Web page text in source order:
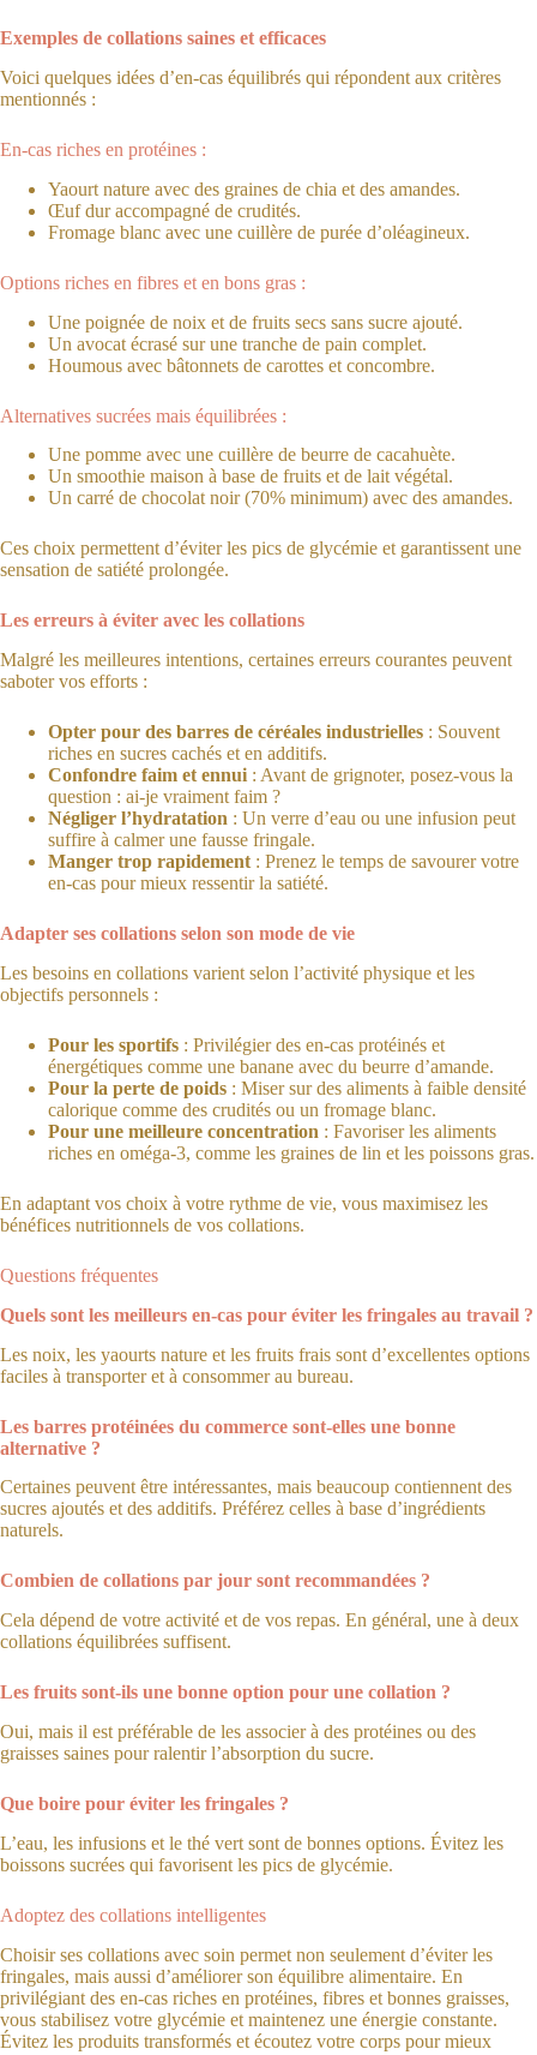
Exemples de collations saines et efficaces
Voici quelques idées d’en-cas équilibrés qui répondent aux critères
mentionnés :
En-cas riches en protéines :
Yaourt nature avec des graines de chia et des amandes.
Œuf dur accompagné de crudités.
Fromage blanc avec une cuillère de purée d’oléagineux.
Options riches en fibres et en bons gras :
Une poignée de noix et de fruits secs sans sucre ajouté.
Un avocat écrasé sur une tranche de pain complet.
Houmous avec bâtonnets de carottes et concombre.
Alternatives sucrées mais équilibrées :
Une pomme avec une cuillère de beurre de cacahuète.
Un smoothie maison à base de fruits et de lait végétal.
Un carré de chocolat noir (70% minimum) avec des amandes.
Ces choix permettent d’éviter les pics de glycémie et garantissent une
sensation de satiété prolongée.
Les erreurs à éviter avec les collations
Malgré les meilleures intentions, certaines erreurs courantes peuvent
saboter vos efforts :
Opter pour des barres de céréales industrielles : Souvent
riches en sucres cachés et en additifs.
Confondre faim et ennui : Avant de grignoter, posez-vous la
question : ai-je vraiment faim ?
Négliger l’hydratation : Un verre d’eau ou une infusion peut
suffire à calmer une fausse fringale.
Manger trop rapidement : Prenez le temps de savourer votre
en-cas pour mieux ressentir la satiété.
Adapter ses collations selon son mode de vie
Les besoins en collations varient selon l’activité physique et les
objectifs personnels :
Pour les sportifs : Privilégier des en-cas protéinés et
énergétiques comme une banane avec du beurre d’amande.
Pour la perte de poids : Miser sur des aliments à faible densité
calorique comme des crudités ou un fromage blanc.
Pour une meilleure concentration : Favoriser les aliments
riches en oméga-3, comme les graines de lin et les poissons gras.
En adaptant vos choix à votre rythme de vie, vous maximisez les
bénéfices nutritionnels de vos collations.
Questions fréquentes
Quels sont les meilleurs en-cas pour éviter les fringales au travail ?
Les noix, les yaourts nature et les fruits frais sont d’excellentes options
faciles à transporter et à consommer au bureau.
Les barres protéinées du commerce sont-elles une bonne
alternative ?
Certaines peuvent être intéressantes, mais beaucoup contiennent des
sucres ajoutés et des additifs. Préférez celles à base d’ingrédients
naturels.
Combien de collations par jour sont recommandées ?
Cela dépend de votre activité et de vos repas. En général, une à deux
collations équilibrées suffisent.
Les fruits sont-ils une bonne option pour une collation ?
Oui, mais il est préférable de les associer à des protéines ou des
graisses saines pour ralentir l’absorption du sucre.
Que boire pour éviter les fringales ?
L’eau, les infusions et le thé vert sont de bonnes options. Évitez les
boissons sucrées qui favorisent les pics de glycémie.
Adoptez des collations intelligentes
Choisir ses collations avec soin permet non seulement d’éviter les
fringales, mais aussi d’améliorer son équilibre alimentaire. En
privilégiant des en-cas riches en protéines, fibres et bonnes graisses,
vous stabilisez votre glycémie et maintenez une énergie constante.
Évitez les produits transformés et écoutez votre corps pour mieux